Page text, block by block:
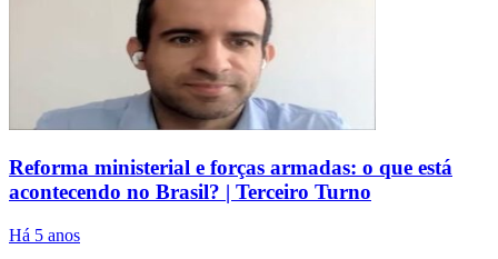
Reforma ministerial e forças armadas: o que está
acontecendo no Brasil? | Terceiro Turno
Há 5 anos